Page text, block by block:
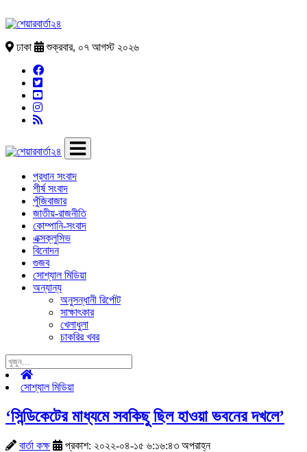
ঢাকা শুক্রবার, ০৭ আগস্ট ২০২৬
প্রধান সংবাদ
শীর্ষ সংবাদ
পুঁজিবাজার
জাতীয়-রাজনীতি
কোম্পানি-সংবাদ
এক্সক্লুসিভ
বিনোদন
গুজব
সোশ্যাল মিডিয়া
অন্যান্য
অনুসন্ধানী রির্পোট
সাক্ষাৎকার
খেলাধুলা
চাকরির খবর
সোশ্যাল মিডিয়া
‘সিন্ডিকেটের মাধ্যমে সবকিছু ছিল হাওয়া ভবনের দখলে’
বার্তা কক্ষ প্রকাশ: ২০২২-০৪-১৫ ৬:১৬:৪৩ অপরাহ্ন